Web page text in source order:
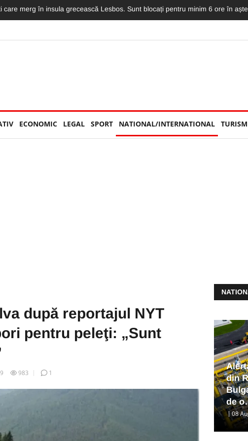
au ridicat ștacheta! Costumațiile lor au întors multe capete în prima zi de
ECONOMIC LEGAL SPORT NATIONAL/INTERNATIONAL
după reportajul NYT
pentru peleţi: „Sunt
983 1
din
de
08